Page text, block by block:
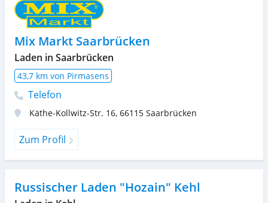
Mix Markt Saarbrücken
Laden in Saarbrücken
43,7 km von Pirmasens
Telefon
Käthe-Kollwitz-Str. 16, 66115 Saarbrücken
Zum Profil
Russischer Laden "Hozain" Kehl